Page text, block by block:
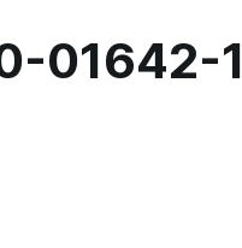
01642-1